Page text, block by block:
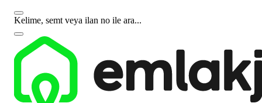
Kelime, semt veya ilan no ile ara...